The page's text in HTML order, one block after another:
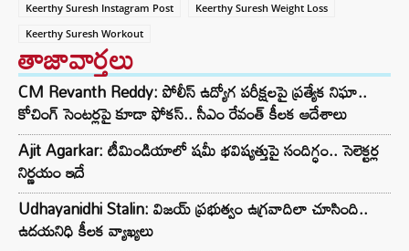
Keerthy Suresh Instagram Post
Keerthy Suresh Weight Loss
Keerthy Suresh Workout
తాజావార్తలు
CM Revanth Reddy: పోలీస్ ఉద్యోగ పరీక్షలపై ప్రత్యేక నిఘా..
కోచింగ్ సెంటర్లపై కూడా ఫోకస్.. సీఎం రేవంత్ కీలక ఆదేశాలు
Ajit Agarkar: టీమిండియాలో షమీ భవిష్యత్తుపై సందిగ్ధం.. సెలెక్టర్ల
నిర్ణయం ఇదే
Udhayanidhi Stalin: విజయ్ ప్రభుత్వం ఉగ్రవాదిలా చూసింది..
ఉదయనిధి కీలక వ్యాఖ్యలు